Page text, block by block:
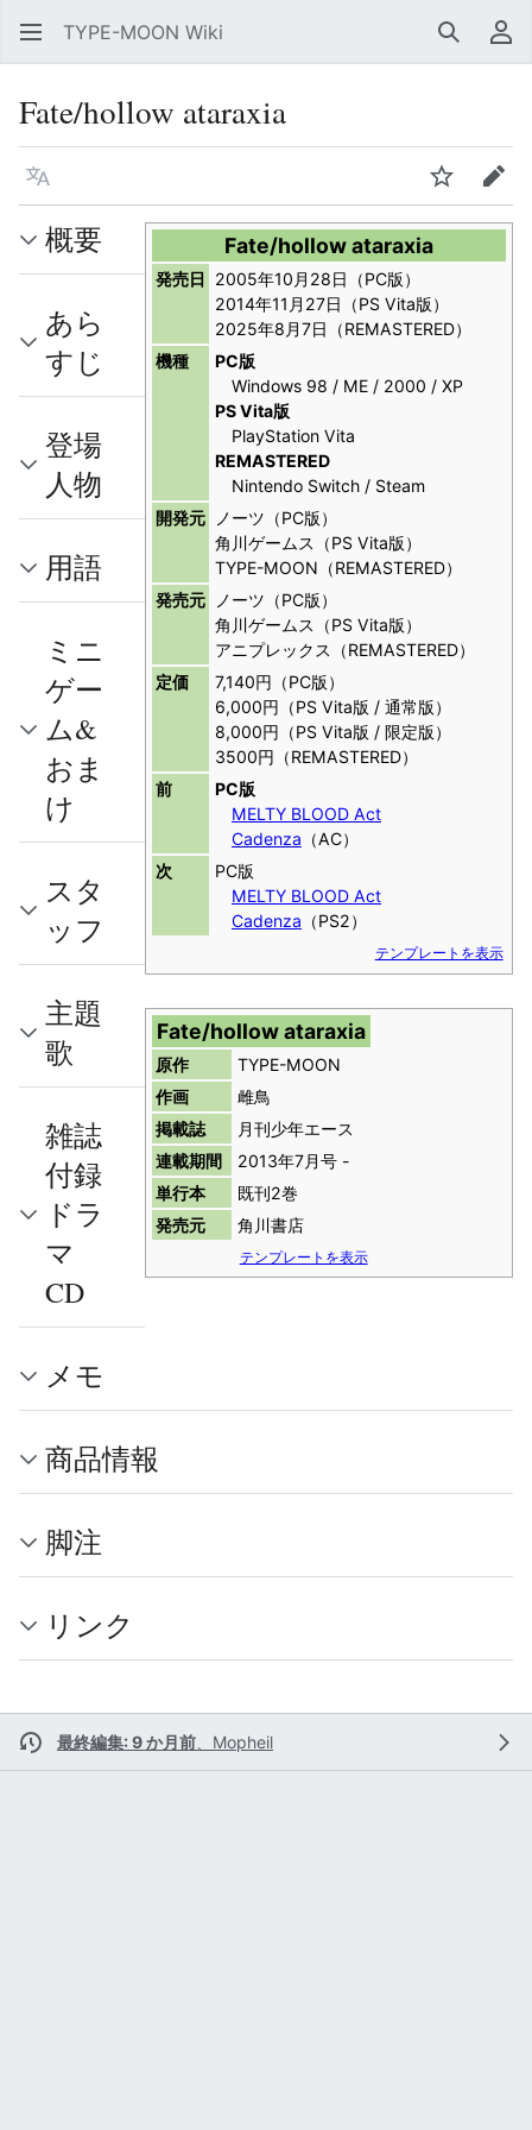
TYPE-MOON Wiki 検索 利
Fate/hollow ataraxia
言語 ウォッチ編集
Fate/hollow ataraxia
発売日
2005年10月28日（PC版）
2014年11月27日（PS Vita版）
2025年8月7日（REMASTERED）
機種
PC版
Windows 98 / ME / 2000 / XP
PS Vita版
PlayStation Vita
REMASTERED
Nintendo Switch / Steam
開発元
ノーツ（PC版）
角川ゲームス（PS Vita版）
TYPE-MOON（REMASTERED）
発売元
ノーツ（PC版）
角川ゲームス（PS Vita版）
アニプレックス（REMASTERED）
定価
7,140円（PC版）
6,000円（PS Vita版 / 通常版）
8,000円（PS Vita版 / 限定版）
3500円（REMASTERED）
前
PC版
MELTY BLOOD Act
Cadenza （AC）
次
PC版
MELTY BLOOD Act
Cadenza （PS2）
テンプレートを表示
Fate/hollow ataraxia
原作
TYPE-MOON
作画
雌鳥
掲載誌
月刊少年エース
連載期間
2013年7月号 -
単行本
既刊2巻
発売元
角川書店
テンプレートを表示
概要
あら
すじ
登場
人物
用語
ミニ
ゲー
ム&
おま
け
スタ
ッフ
主題
歌
雑誌
付録
ドラ
マ
CD
メモ
商品情報
脚注
リンク
最終編集: 9 か月前 Mopheil